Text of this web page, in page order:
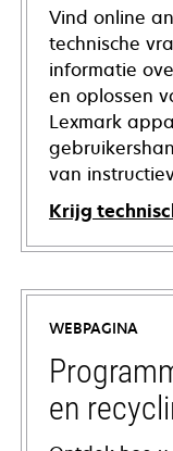
Vind online
technische
informatie
en oplossen
Lexmark
van
Krijg
opens
in
new
tab
WEBPAGINA
en